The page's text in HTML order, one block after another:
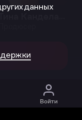
Войти
данных